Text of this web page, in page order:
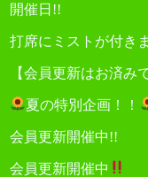
開催日!!
打席にミストが付き
【会員更新はお済み
夏の特別企画！！
会員更新開催中!!
会員更新開催中